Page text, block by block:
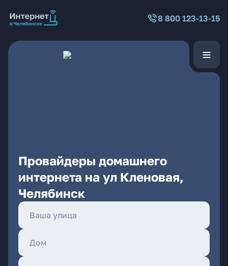
8 800 123-13-15
Провайдеры домашнего
интернета на ул Кленовая,
Челябинск